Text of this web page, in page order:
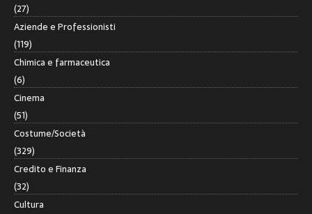
(27)
Aziende e Professionisti
(119)
Chimica e farmaceutica
(6)
Cinema
(51)
Costume/Società
(329)
Credito e Finanza
(32)
Cultura